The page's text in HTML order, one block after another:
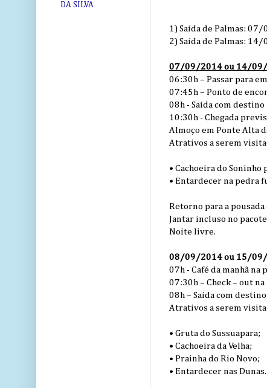
1) Saída de Palmas:
2) Saída de Palmas:
07/09/2014 ou 14/09/
06:30h – Passar para
07:45h – Ponto de
08h - Saída com destino
10:30h - Chegada
Almoço em Ponte Alta
Atrativos a serem
• Cachoeira do Soninho
• Entardecer na pedra
Retorno para a
Jantar incluso no
Noite livre.
08/09/2014 ou 15/09/
07h - Café da manhã na
07:30h – Check – out na
08h – Saída com
Atrativos a serem
• Gruta do Sussuapara;
• Cachoeira da Velha;
• Prainha do Rio Novo;
• Entardecer nas Dunas.
DA SILVA